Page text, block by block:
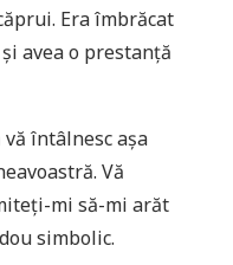
Era îmbrăcat
avea o prestanţă
întâlnesc așa
Vă
mi să-mi arăt
simbolic.